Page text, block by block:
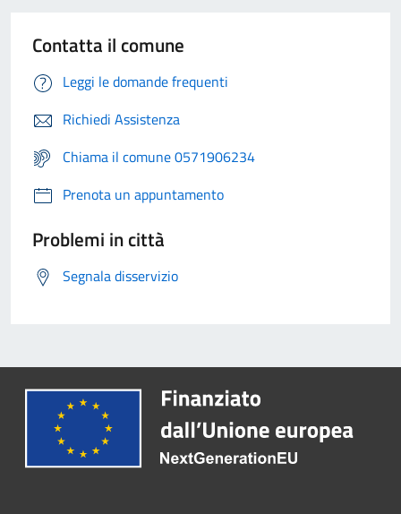
Contatta il comune
Leggi le domande frequenti
Richiedi Assistenza
Chiama il comune 0571906234
Prenota un appuntamento
Problemi in città
Segnala disservizio